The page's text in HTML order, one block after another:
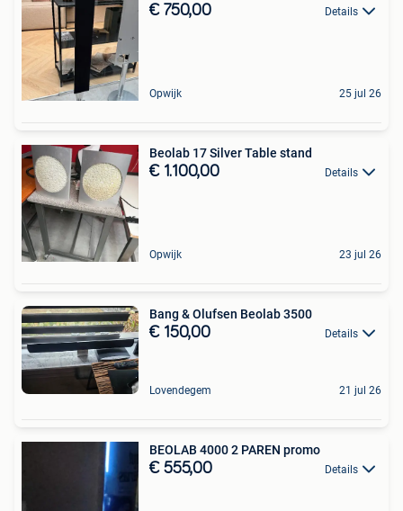
€ 750,00 Details
Opwijk 25 jul 26
Beolab 17 Silver Table stand
€ 1.100,00 Details
Opwijk 23 jul 26
Bang & Olufsen Beolab 3500
€ 150,00 Details
Lovendegem 21 jul 26
BEOLAB 4000 2 PAREN promo
€ 555,00 Details